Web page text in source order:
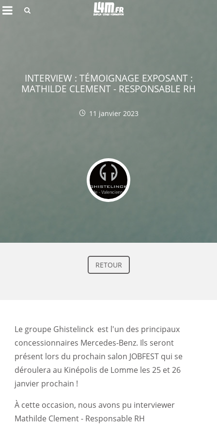
RETOUR
INTERVIEW : TÉMOIGNAGE EXPOSANT :
MATHILDE CLEMENT - RESPONSABLE RH
11 janvier 2023
Le groupe Ghistelinck est l'un des principaux
concessionnaires Mercedes-Benz. Ils seront
présent lors du prochain salon JOBFEST qui se
déroulera au Kinépolis de Lomme les 25 et 26
janvier prochain !
À cette occasion, nous avons pu interviewer
Mathilde Clement - Responsable RH